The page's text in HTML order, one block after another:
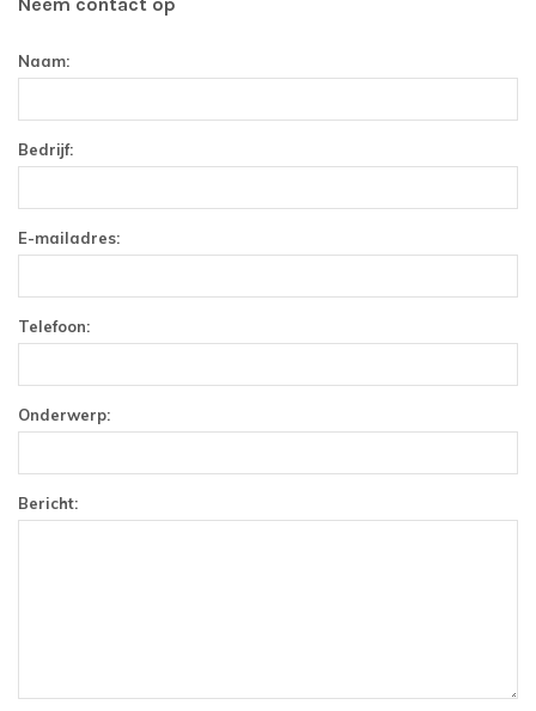
Naam:
Bedrijf:
E-mailadres:
Telefoon:
Onderwerp:
Bericht: